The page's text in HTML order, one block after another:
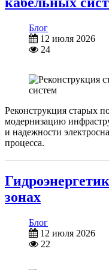
Блог
12 июля 2026
24
Реконструкция старых
модернизацию
и надежности
процесса.
зонах
Блог
12 июля 2026
22